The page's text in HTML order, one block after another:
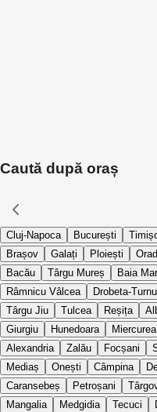
Caută după oraș
Cluj-Napoca București
Brașov
Galați Ploiești
Bacău
Târgu Mureș Baia
Râmnicu Vâlcea
Drobeta-
Târgu Jiu
Tulcea Reșița
Giurgiu
Hunedoara
Alexandria
Zalău Focșani
Mediaș
Onești Câmpina
Caransebeș
Petroșani
Mangalia
Medgidia Tecuci